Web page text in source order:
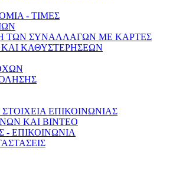
- ΤΙΜΕΣ
ΤΩΝ ΣΥΝΑΛΛΑΓΩΝ ΜΕ ΚΑΡΤΕΣ
ΚΑΘΥΣΤΕΡΗΣΕΩΝ
ΕΠΙΚΟΙΝΩΝΙΑΣ
ΚΑΙ ΒΙΝΤΕΟ
- ΕΠΙΚΟΙΝΩΝΙΑ